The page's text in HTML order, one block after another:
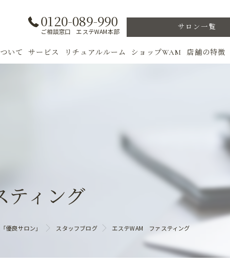
0120-089-990
ご相談窓口 エステWAM本部
サロン一覧
いて サービス
女性専用フィットネス
リチュアルルーム ショップWAM 店舗の特徴
スキンケア
ィング
優良サロン」 スタッフブログ エステWAM ファスティング